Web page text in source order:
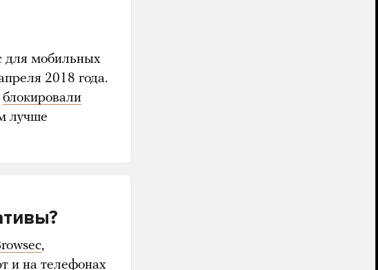
для мобильных
2018 года.
блокировали
лучше
,
и на телефонах